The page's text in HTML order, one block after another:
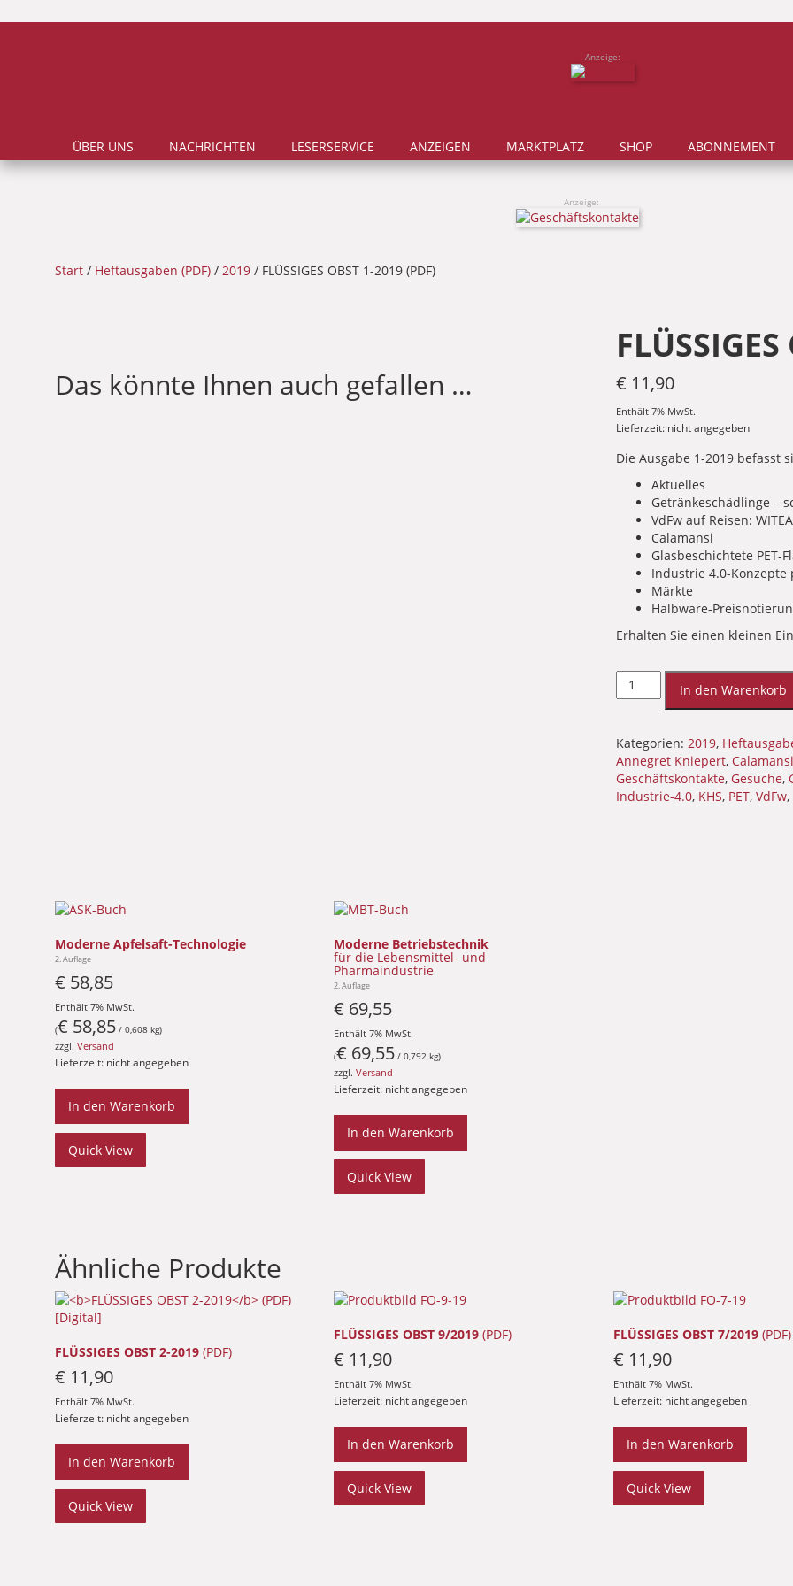
Anzeige:
ÜBER UNS NACHRICHTEN LESERSERVICE ANZEIGEN MARKTPLATZ SHOP ABONNEMENT
Anzeige:
Start / Heftausgaben (PDF) / 2019 / FLÜSSIGES OBST 1-2019 (PDF)
€ 11,90
Enthält 7% MwSt.
Lieferzeit: nicht angegeben
Die Ausgabe 1-2019 befasst
Aktuelles
Getränkeschädlinge –
VdFw auf Reisen:
Calamansi
Glasbeschichtete PET-
Industrie 4.0-
Märkte
Halbware-
Erhalten Sie einen kleinen
OBST
1-
[Digital]
Menge
In den Warenkorb
Kategorien:2019,
Annegret Kniepert,
Geschäftskontakte,Gesuche,
Industrie-4.0, KHS, PET,VdFw,
Das könnte Ihnen auch gefallen …
Moderne Apfelsaft-Technologie
2. Auflage
€ 58,85
Enthält 7% MwSt.
(€ 58,85 / 0,608 kg)
zzgl. Versand
Lieferzeit: nicht angegeben
In den Warenkorb
Quick View
Moderne Betriebstechnik
für die Lebensmittel- und
Pharmaindustrie
2. Auflage
€ 69,55
Enthält 7% MwSt.
(€ 69,55 / 0,792 kg)
zzgl.Versand
Lieferzeit: nicht angegeben
In den Warenkorb
Quick View
Ähnliche Produkte
FLÜSSIGES OBST 2-2019 (PDF)
€ 11,90
Enthält 7% MwSt.
Lieferzeit: nicht angegeben
In den Warenkorb
Quick View
FLÜSSIGES OBST 9/2019 (PDF)
€ 11,90
Enthält 7% MwSt.
Lieferzeit: nicht angegeben
In den Warenkorb
Quick View
FLÜSSIGES OBST 7/2019(PDF)
€ 11,90
Enthält 7% MwSt.
Lieferzeit: nicht angegeben
In den Warenkorb
Quick View